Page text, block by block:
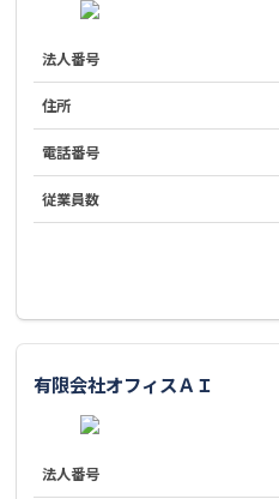
法人番号
住所
電話番号
従業員数
有限会社オフィスＡＩ
法人番号